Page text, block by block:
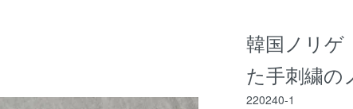
韓国ノリ
た手刺繍の
220240-1